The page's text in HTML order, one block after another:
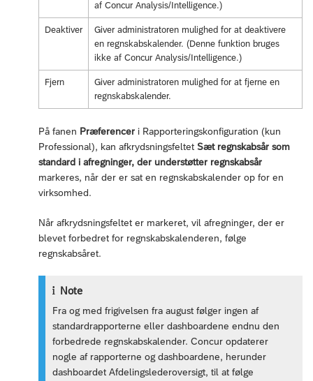
af Concur Analysis/Intelligence.)
Deaktiver
Giver administratoren mulighed for at deaktivere
en regnskabskalender. (Denne funktion bruges
ikke af Concur Analysis/Intelligence.)
Fjern
Giver administratoren mulighed for at fjerne en
regnskabskalender.
På fanen Præferencer i Rapporteringskonfiguration (kun
Professional), kan afkrydsningsfeltet Sæt regnskabsår som
standard i afregninger, der understøtter regnskabsår
markeres, når der er sat en regnskabskalender op for en
virksomhed.
Når afkrydsningsfeltet er markeret, vil afregninger, der er
blevet forbedret for regnskabskalenderen, følge
regnskabsåret.
Note
Fra og med frigivelsen fra august følger ingen af
standardrapporterne eller dashboardene endnu den
forbedrede regnskabskalender. Concur opdaterer
nogle af rapporterne og dashboardene, herunder
dashboardet Afdelingslederoversigt, til at følge